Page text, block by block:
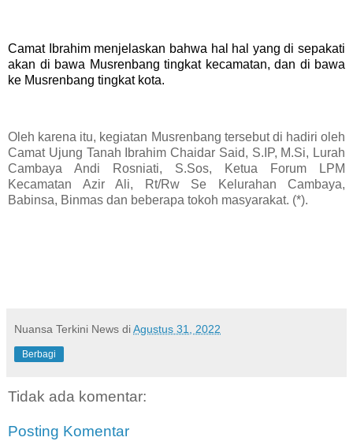
Camat Ibrahim menjelaskan bahwa hal hal yang di sepakati
akan di bawa Musrenbang tingkat kecamatan, dan di bawa
ke Musrenbang tingkat kota.
Oleh karena itu, kegiatan Musrenbang tersebut di hadiri oleh
Camat Ujung Tanah Ibrahim Chaidar Said, S.IP, M.Si, Lurah
Cambaya Andi Rosniati, S.Sos, Ketua Forum LPM
Kecamatan Azir Ali, Rt/Rw Se Kelurahan Cambaya,
Babinsa, Binmas dan beberapa tokoh masyarakat. (*).
Nuansa Terkini News diAgustus 31, 2022
Berbagi
Tidak ada komentar:
Posting Komentar